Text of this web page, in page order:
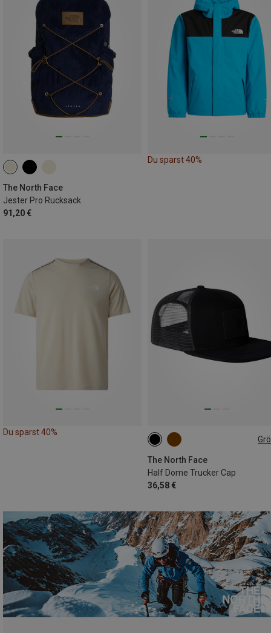
The North Face
Jester Pro Rucksack
91,20 €
Du sparst 40%
Du sparst 40%
The North Face
Half Dome Trucker Cap
36,58 €
ONE SIZE